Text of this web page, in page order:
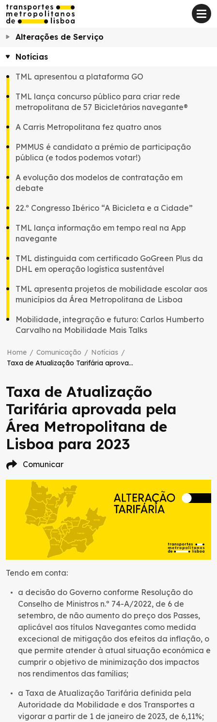
Home / Comunicação / Notícias /
Taxa de Atualização Tarifária aprovada pela Área Metropolitana de Lisboa para 2023
Taxa de Atualização
Tarifária aprovada pela
Área Metropolitana de
Lisboa para 2023
Comunicar
Tendo em conta:
a decisão do Governo conforme Resolução do
Conselho de Ministros n.º 74-A/2022, de 6 de
setembro, de não aumento do preço dos Passes,
aplicável aos títulos Navegantes como medida
excecional de mitigação dos efeitos da inflação, o
que permite atender à atual situação económica e
cumprir o objetivo de minimização dos impactos
nos rendimentos das famílias;
a Taxa de Atualização Tarifária definida pela
Autoridade da Mobilidade e dos Transportes a
vigorar a partir de 1 de janeiro de 2023, de 6,11%;
Alterações de Serviço
Notícias
TML apresentou a plataforma GO
TML lança concurso público para criar rede
metropolitana de 57 Bicicletários navegante®
A Carris Metropolitana fez quatro anos
PMMUS é candidato a prémio de participação
pública (e todos podemos votar!)
A evolução dos modelos de contratação em
debate
22.º Congresso Ibérico “A Bicicleta e a Cidade”
TML lança informação em tempo real na App
navegante
TML distinguida com certificado GoGreen Plus da
DHL em operação logística sustentável
TML apresenta projetos de mobilidade escolar aos
municípios da Área Metropolitana de Lisboa
Mobilidade, integração e futuro: Carlos Humberto
Carvalho na Mobilidade Mais Talks